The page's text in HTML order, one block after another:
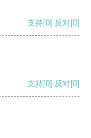
支持[0] 反对[0]
支持[0] 反对[0]